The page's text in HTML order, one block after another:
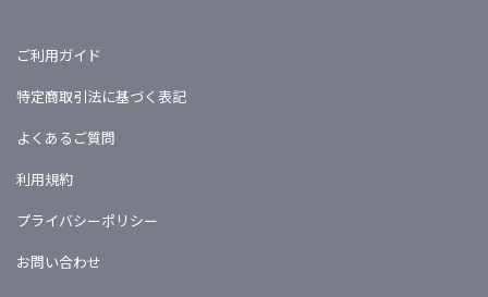
ご利用ガイド
特定商取引法に基づく表記
よくあるご質問
利用規約
プライバシーポリシー
お問い合わせ